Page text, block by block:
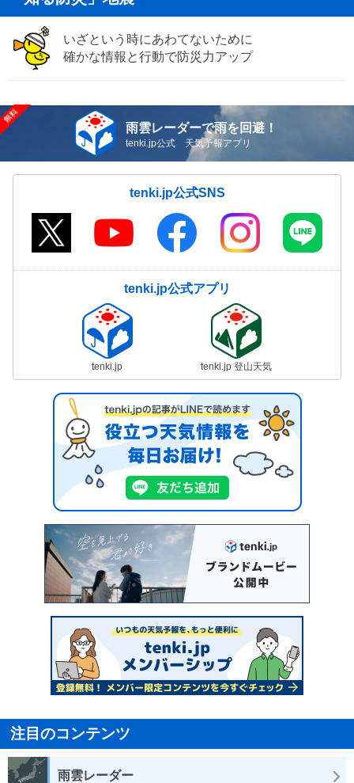
いざという時にあわてないために
確かな情報と行動で防災力アップ
雨雲レーダーで雨を回避！
tenki.jp公式 天気予報アプリ
tenki.jp公式SNS
tenki.jp公式アプリ
tenki.jp tenki.jp 登山天気
注目のコンテンツ
雨雲レーダー